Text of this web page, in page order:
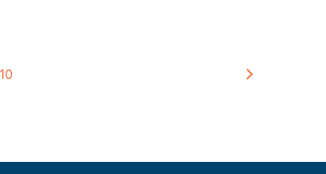
10